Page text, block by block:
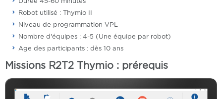
Robot utilisé : Thymio II
Niveau de programmation VPL
Nombre d'équipes : 4-5 (Une équipe par robot)
Age des participants : dès 10 ans
Missions R2T2 Thymio : prérequis